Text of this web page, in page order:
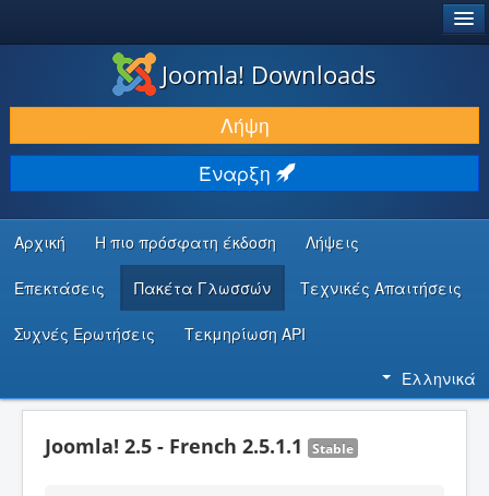
ΛΉΨΕΙΣ & ΕΠΕΚΤΆΣΕΙΣ
ΕΎΡΕΣΗ & ΜΆΘΗΣΗ
ΚΟΙΝΌΤΗΤΑ & ΥΠΟΣΤΉΡΙΞΗ
ΠΌΡΟΙ ΠΡΟΓΡΑΜΜΑΤΙΣΤΏΝ
Joomla! Downloads
Λήψη
Έναρξη
Αρχική Η πιο πρόσφατη έκδοση Λήψεις
Επεκτάσεις Πακέτα Γλωσσών Τεχνικές Απαιτήσεις
Συχνές Ερωτήσεις Τεκμηρίωση API
Ελληνικά
Joomla! 2.5 - French 2.5.1.1 Stable